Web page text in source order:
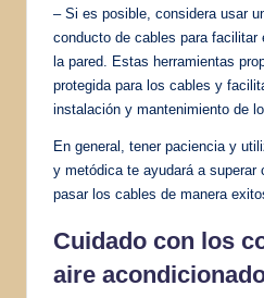
– Si es posible, considera usar
conducto de cables para facilitar
la pared. Estas herramientas
protegida para los cables y
instalación y mantenimiento de
En general, tener paciencia y
y metódica te ayudará a superar
pasar los cables de manera
Cuidado con los
aire